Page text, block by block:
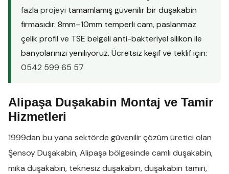
fazla projeyi tamamlamış güvenilir bir duşakabin
firmasıdır. 8mm–10mm temperli cam, paslanmaz
çelik profil ve TSE belgeli anti-bakteriyel silikon ile
banyolarınızı yeniliyoruz. Ücretsiz keşif ve teklif için:
0542 599 65 57
Alipaşa Duşakabin Montaj ve Tamir
Hizmetleri
1999dan bu yana sektörde güvenilir çözüm üretici olan
Şensoy Duşakabin,Alipaşa bölgesinde camlı duşakabin,
mika duşakabin, teknesiz duşakabin,duşakabin tamiri,